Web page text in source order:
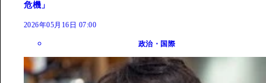
危機」
2026年05月16日 07:00
政治・国際